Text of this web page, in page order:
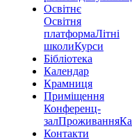
Освітнє
Освітня
платформаЛітні
школиКурси
Бібліотека
Календар
Крамниця
Приміщення
Конференц-
залПроживання
Контакти